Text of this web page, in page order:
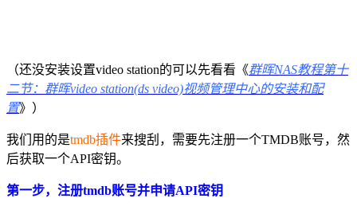
（还没安装设置video station的可以先看看《群晖NAS教程第十
二节：群晖video station(ds video)视频管理中心的安装和配
置》）
我们用的是tmdb插件来搜刮，需要先注册一个TMDB账号，然
后获取一个API密钥。
第一步，注册tmdb账号并申请API密钥